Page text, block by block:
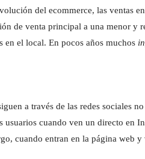
del ecommerce, las ventas
de venta principal a una menor y
en el local. En pocos años muchos
a través de las redes sociales
usuarios cuando ven un directo en
cuando entran en la página web